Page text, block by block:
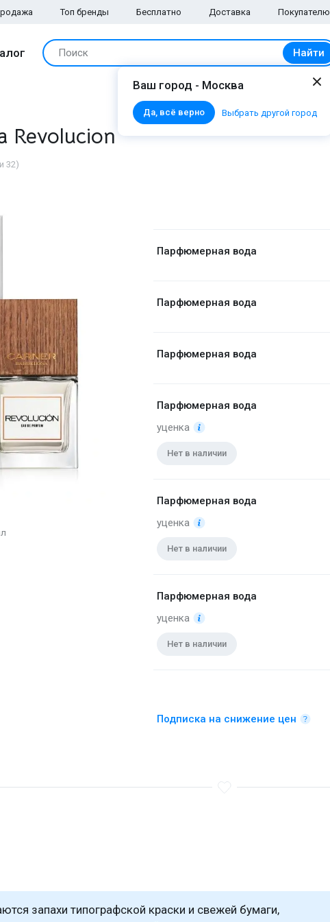
Топ бренды Бесплатно Доставка Покупателю
Поиск Найти
Ваш город - Москва
Да, всё верно Выбрать другой город
Revolucion
32)
Парфюмерная вода
Парфюмерная вода
Парфюмерная вода
Парфюмерная вода
уценка
Нет в наличии
Парфюмерная вода
уценка
Нет в наличии
Парфюмерная вода
уценка
Нет в наличии
Подписка на снижение цен
запахи типографской краски и свежей бумаги,